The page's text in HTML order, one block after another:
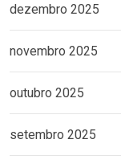
dezembro 2025
novembro 2025
outubro 2025
setembro 2025